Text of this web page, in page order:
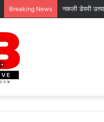
Breaking News नकली डेयरी